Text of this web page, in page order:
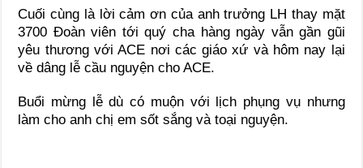
Cuối cùng là lời cảm ơn của anh trưởng LH thay mặt
3700 Đoàn viên tới quý cha hàng ngày vẫn gần gũi
yêu thương với ACE nơi các giáo xứ và hôm nay lại
về dâng lễ cầu nguyện cho ACE.
Buổi mừng lễ dù có muộn với lịch phụng vụ nhưng
làm cho anh chị em sốt sắng và toại nguyện.